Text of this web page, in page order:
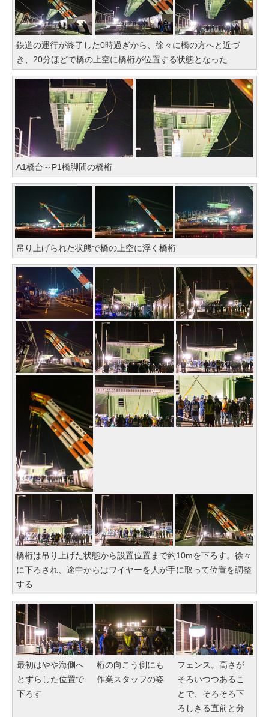
鉄道の運行が終了した0時過ぎから、徐々に橋の方へと近づ
き、20分ほどで橋の上空に橋桁が位置する状態となった
A1橋台～P1橋脚間の橋桁
吊り上げられた状態で橋の上空に浮く橋桁
橋桁は吊り上げた状態から設置位置まで約10mを下ろす。徐々
に下ろされ、途中からはワイヤーを人が手に取って位置を調整
する
最初はやや海側へ
とずらした位置で
下ろす
桁の向こう側にも
作業スタッフの姿
フェンス。高さが
そろいつつあるこ
とで、そろそろ下
ろしきる直前と分